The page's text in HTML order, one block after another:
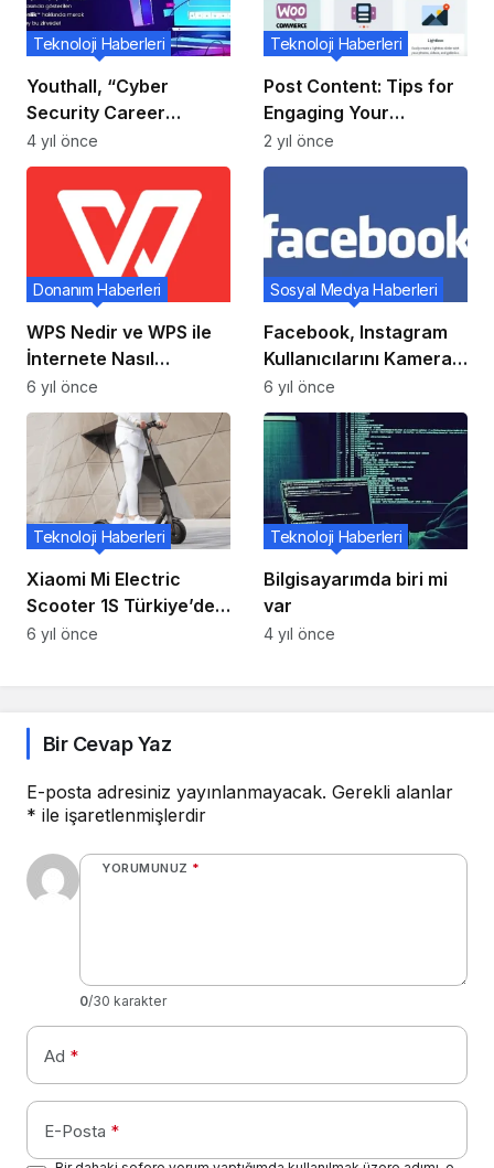
Youthall, “Cyber
Security Career
Summit” İle Sektörün
Öncülerini Gençlerle
Buluşturacak
Teknoloji Haberleri
4 yıl önce
Post Content: Tips for
Engaging Your
Audience
Teknoloji Haberleri
2 yıl önce
WPS Nedir ve WPS ile
İnternete Nasıl
Bağlanılır?
Donanım Haberleri
6 yıl önce
Facebook, Instagram
Kullanıcılarını Kamera
Üzerinden İzlemekle
Suçlandı!
Sosyal Medya Haberleri
6 yıl önce
Xiaomi Mi Electric
Scooter 1S Türkiye’de
Satışa Sunuldu!
Teknoloji Haberleri
6 yıl önce
Bilgisayarımda biri mi
var
Teknoloji Haberleri
4 yıl önce
Bir Cevap Yaz
E-posta adresiniz yayınlanmayacak. Gerekli alanlar
* ile işaretlenmişlerdir
YORUMUNUZ *
0/30 karakter
Ad *
E-Posta *